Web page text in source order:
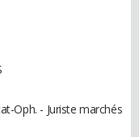
Oph. - Juriste marchés